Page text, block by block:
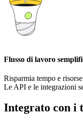
Flusso di lavoro
Risparmia tempo e
Le API e le integrazioni
Integrato con i